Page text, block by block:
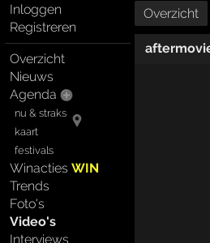
Inloggen
Registreren
Overzicht
Nieuws
Agenda
nu & straks
kaart
festivals
WinactiesWIN
Trends
Foto's
Video's
Interviews
Overzicht